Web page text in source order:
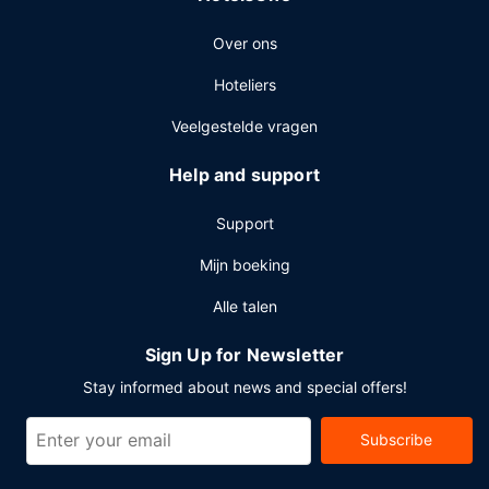
met 6422 vierkante meter aan ruimte, waaronder een
Over ons
Hoteliers
Veelgestelde vragen
Help and support
Support
Mijn boeking
Alle talen
Sign Up for Newsletter
Stay informed about news and special offers!
Subscribe